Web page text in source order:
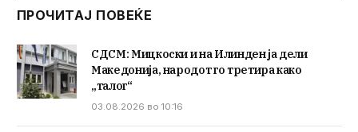
ПРОЧИТАЈ ПОВЕЌЕ
СДСМ: Мицкоски и на Илинден ја дели
Македонија, народот го третира како
„талог“
03.08.2026 во 10:16